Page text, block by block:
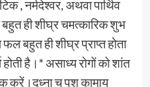
, नर्मदेश्वर, अथवा पार्थिव
ही शीघ्र चमत्कारिक शुभ
बहुत ही शीघ्र प्राप्त होता
है।* असाध्य रोगों को शांत
करें।दध्ना च पशु कामाय